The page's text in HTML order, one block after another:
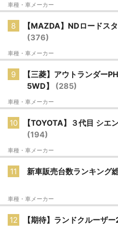
車種・車メーカー
8
【MAZDA】NDロードス
(376)
車種・車メーカー
9
【三菱】アウトランダー
5WD】 (285)
車種・車メーカー
10
【TOYOTA】３代目 シエ
(194)
車種・車メーカー
11 新車販売台数ランキング
車種・車メーカー
12 【期待】ランドクルーザ